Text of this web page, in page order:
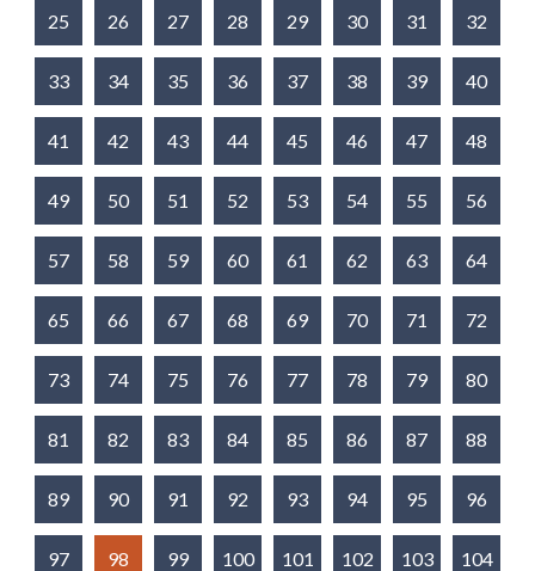
25 26 27 28 29 30 31 32
33 34 35 36 37 38 39 40
41 42 43 44 45 46 47 48
49 50 51 52 53 54 55 56
57 58 59 60 61 62 63 64
65 66 67 68 69 70 71 72
73 74 75 76 77 78 79 80
81 82 83 84 85 86 87 88
89 90 91 92 93 94 95 96
97 98 99 100 101 102 103 104